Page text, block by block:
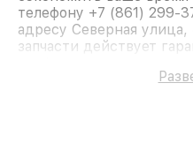
телефону +7 (861) 299-
адресу Северная
запчасти действует